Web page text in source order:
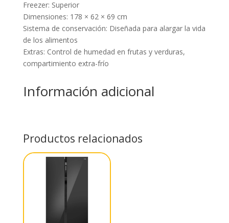
Freezer: Superior
Dimensiones: 178 × 62 × 69 cm
Sistema de conservación: Diseñada para alargar la vida
de los alimentos
Extras: Control de humedad en frutas y verduras,
compartimiento extra-frío
Información adicional
Productos relacionados